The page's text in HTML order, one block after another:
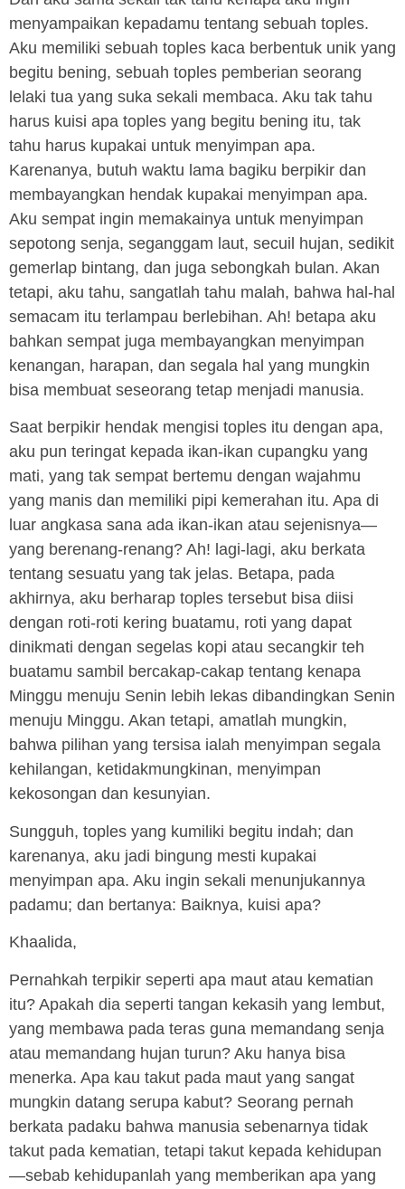
menyampaikan kepadamu tentang sebuah toples.
Aku memiliki sebuah toples kaca berbentuk unik yang
begitu bening, sebuah toples pemberian seorang
lelaki tua yang suka sekali membaca. Aku tak tahu
harus kuisi apa toples yang begitu bening itu, tak
tahu harus kupakai untuk menyimpan apa.
Karenanya, butuh waktu lama bagiku berpikir dan
membayangkan hendak kupakai menyimpan apa.
Aku sempat ingin memakainya untuk menyimpan
sepotong senja, seganggam laut, secuil hujan, sedikit
gemerlap bintang, dan juga sebongkah bulan. Akan
tetapi, aku tahu, sangatlah tahu malah, bahwa hal-hal
semacam itu terlampau berlebihan. Ah! betapa aku
bahkan sempat juga membayangkan menyimpan
kenangan, harapan, dan segala hal yang mungkin
bisa membuat seseorang tetap menjadi manusia.
Saat berpikir hendak mengisi toples itu dengan apa,
aku pun teringat kepada ikan-ikan cupangku yang
mati, yang tak sempat bertemu dengan wajahmu
yang manis dan memiliki pipi kemerahan itu. Apa di
luar angkasa sana ada ikan-ikan atau sejenisnya—
yang berenang-renang? Ah! lagi-lagi, aku berkata
tentang sesuatu yang tak jelas. Betapa, pada
akhirnya, aku berharap toples tersebut bisa diisi
dengan roti-roti kering buatamu, roti yang dapat
dinikmati dengan segelas kopi atau secangkir teh
buatamu sambil bercakap-cakap tentang kenapa
Minggu menuju Senin lebih lekas dibandingkan Senin
menuju Minggu. Akan tetapi, amatlah mungkin,
bahwa pilihan yang tersisa ialah menyimpan segala
kehilangan, ketidakmungkinan, menyimpan
kekosongan dan kesunyian.
Sungguh, toples yang kumiliki begitu indah; dan
karenanya, aku jadi bingung mesti kupakai
menyimpan apa. Aku ingin sekali menunjukannya
padamu; dan bertanya: Baiknya, kuisi apa?
Khaalida,
Pernahkah terpikir seperti apa maut atau kematian
itu? Apakah dia seperti tangan kekasih yang lembut,
yang membawa pada teras guna memandang senja
atau memandang hujan turun? Aku hanya bisa
menerka. Apa kau takut pada maut yang sangat
mungkin datang serupa kabut? Seorang pernah
berkata padaku bahwa manusia sebenarnya tidak
takut pada kematian, tetapi takut kepada kehidupan
—sebab kehidupanlah yang memberikan apa yang